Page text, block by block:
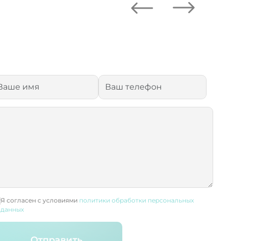
Next
Я согласен с условиями политики обработки персональных
данных